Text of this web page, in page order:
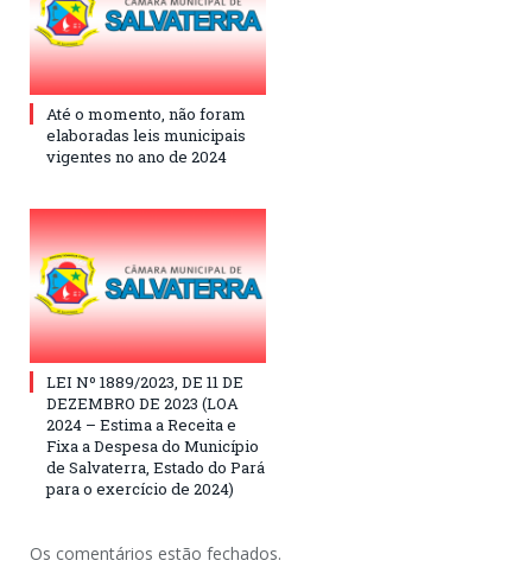
Até o momento, não foram
elaboradas leis municipais
vigentes no ano de 2024
LEI Nº 1889/2023, DE 11 DE
DEZEMBRO DE 2023 (LOA
2024 – Estima a Receita e
Fixa a Despesa do Município
de Salvaterra, Estado do Pará
para o exercício de 2024)
Os comentários estão fechados.